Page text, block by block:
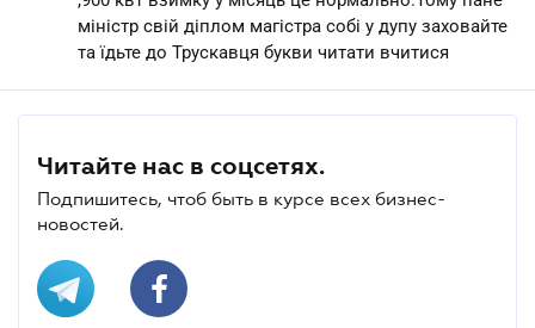
міністр свій діплом магістра собі у дупу заховайте
та їдьте до Трускавця букви читати вчитися
Читайте нас в соцсетях.
Подпишитесь, чтоб быть в курсе всех бизнес-
новостей.